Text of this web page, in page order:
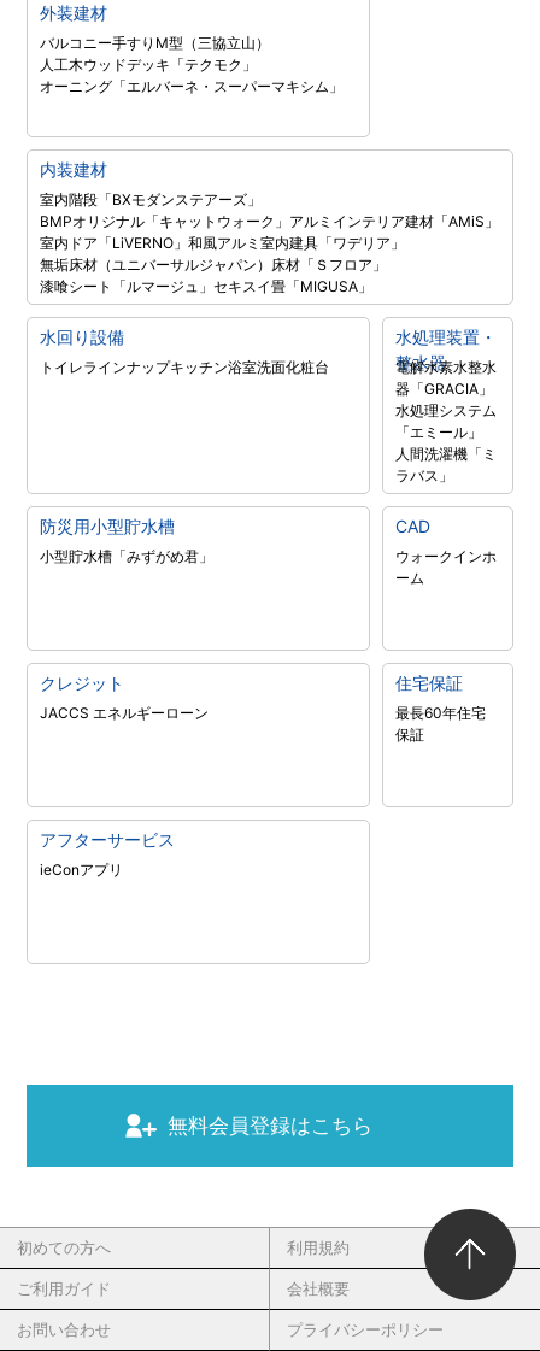
外装建材
バルコニー手すりM型（三協立山）
人工木ウッドデッキ「テクモク」
オーニング「エルバーネ・スーパーマキシム」
内装建材
室内階段「BXモダンステアーズ」
BMPオリジナル「キャットウォーク」 アルミインテリア建材「AMiS」
室内ドア「LiVERNO」和風アルミ室内建具「ワデリア」
無垢床材（ユニバーサルジャパン） 床材「Ｓフロア」
漆喰シート「ルマージュ」セキスイ畳「MIGUSA」
水回り設備
トイレラインナップキッチン浴室洗面化粧台
水処理装置・
整水器
電解水素水整水
器「GRACIA」
水処理システム
「エミール」
人間洗濯機「ミ
ラバス」
防災用小型貯水槽
小型貯水槽「みずがめ君」
CAD
ウォークインホ
ーム
クレジット
JACCS エネルギーローン
住宅保証
最長60年住宅
保証
アフターサービス
ieConアプリ
無料会員登録はこちら
初めての方へ 利用規約
ご利用ガイド 会社概要
お問い合わせ プライバシーポリシー